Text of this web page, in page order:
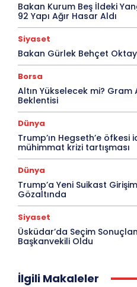
Bakan Kurum Beş İldeki
92 Yapı Ağır Hasar Aldı
Siyaset
Bakan Gürlek Behçet
Borsa
Altın Yükselecek mi? Gram
Beklentisi
Dünya
Trump’ın Hegseth’e öfkesi
mühimmat krizi tartışması
Dünya
Trump’a Yeni Suikast
Gözaltında
Siyaset
Üsküdar’da Seçim
Başkanvekili Oldu
İlgili Makaleler